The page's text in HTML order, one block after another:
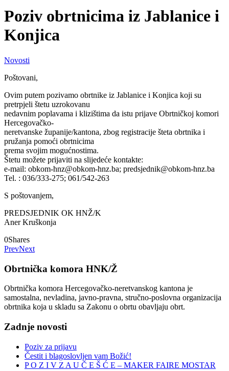
Poziv obrtnicima iz Jablanice i
Konjica
Novosti
Poštovani,
Ovim putem pozivamo obrtnike iz Jablanice i Konjica koji su
pretrpjeli štetu uzrokovanu
nedavnim poplavama i klizištima da istu prijave Obrtničkoj komori
Hercegovačko-
neretvanske županije/kantona, zbog registracije šteta obrtnika i
pružanja pomoći obrtnicima
prema svojim mogućnostima.
Štetu možete prijaviti na slijedeće kontakte:
e-mail: obkom-hnz@obkom-hnz.ba; predsjednik@obkom-hnz.ba
Tel. : 036/333-275; 061/542-263
S poštovanjem,
PREDSJEDNIK OK HNŽ/K
Aner Kruškonja
0Shares
PrevNext
Obrtnička komora HNK/Ž
Obrtnička komora Hercegovačko-neretvanskog kantona je
samostalna, nevladina, javno-pravna, stručno-poslovna organizacija
obrtnika koja u skladu sa Zakonu o obrtu obavljaju obrt.
Zadnje novosti
Poziv za prijavu
Čestit i blagoslovljen vam Božić!
P O Z I V Z A U Č E Š Ć E – MAKER FAIRE MOSTAR